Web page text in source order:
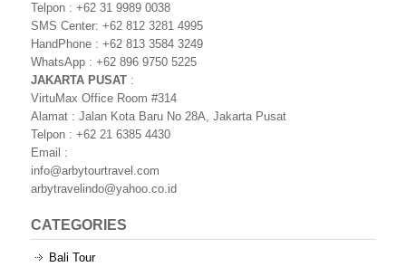
Telpon : +62 31 9989 0038
SMS Center: +62 812 3281 4995
HandPhone : +62 813 3584 3249
WhatsApp : +62 896 9750 5225
JAKARTA PUSAT :
VirtuMax Office Room #314
Alamat : Jalan Kota Baru No 28A, Jakarta Pusat
Telpon : +62 21 6385 4430
Email :
info@arbytourtravel.com
arbytravelindo@yahoo.co.id
CATEGORIES
Bali Tour